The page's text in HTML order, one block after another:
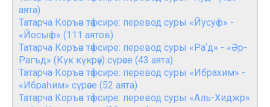
аята)
Татарча Коръән тәфсире: перевод суры «Йусуф» -
«Йосыф» (111 аятов)
Татарча Коръән тәфсире: перевод суры «Ра‘д» - «Әр-
Рагъд» (Күк күкрәү) сүрәсе (43 аята)
Татарча Коръән тәфсире: перевод суры «Ибрахим» -
«Ибраһим» сүрәсе (52 аята)
Татарча Коръән тәфсире: перевод суры «Аль-Хиджр»